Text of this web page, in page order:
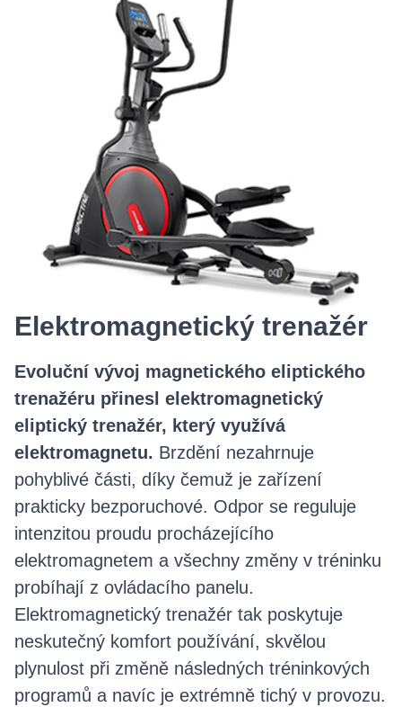
Elektromagnetický trenažér
Evoluční vývoj magnetického eliptického
trenažéru přinesl elektromagnetický
eliptický trenažér, který využívá
elektromagnetu. Brzdění nezahrnuje
pohyblivé části, díky čemuž je zařízení
prakticky bezporuchové. Odpor se reguluje
intenzitou proudu procházejícího
elektromagnetem a všechny změny v tréninku
probíhají z ovládacího panelu.
Elektromagnetický trenažér tak poskytuje
neskutečný komfort používání, skvělou
plynulost při změně následných tréninkových
programů a navíc je extrémně tichý v provozu.